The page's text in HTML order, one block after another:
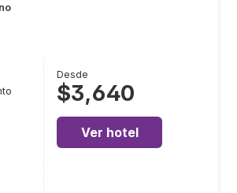
Desde
$3,640
Ver hotel